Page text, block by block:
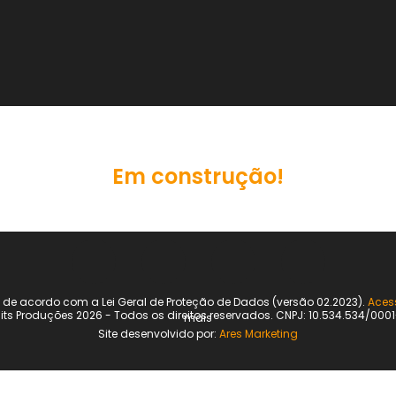
Em construção!
acordo com a Lei Geral de Proteção de Dados (versão 02.2023).
mais
Produções 2026 - Todos os direitos reservados. CNPJ: 10.534.534/
Site desenvolvido por: Ares Marketing